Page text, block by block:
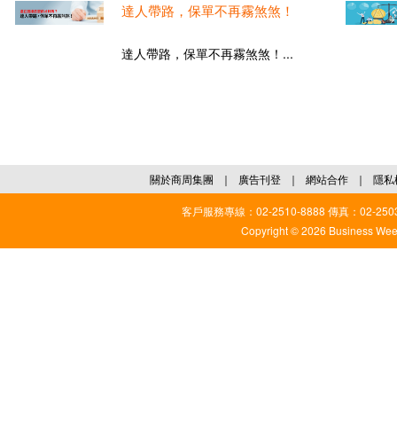
達人帶路，保單不再霧煞煞！
達人帶路，保單不再霧煞煞！...
關於商周集團 ｜ 廣告刊登 ｜ 網站合作 ｜ 隱私
客戶服務專線：02-2510-8888 傳真：02-
Copyright © 2026 Business